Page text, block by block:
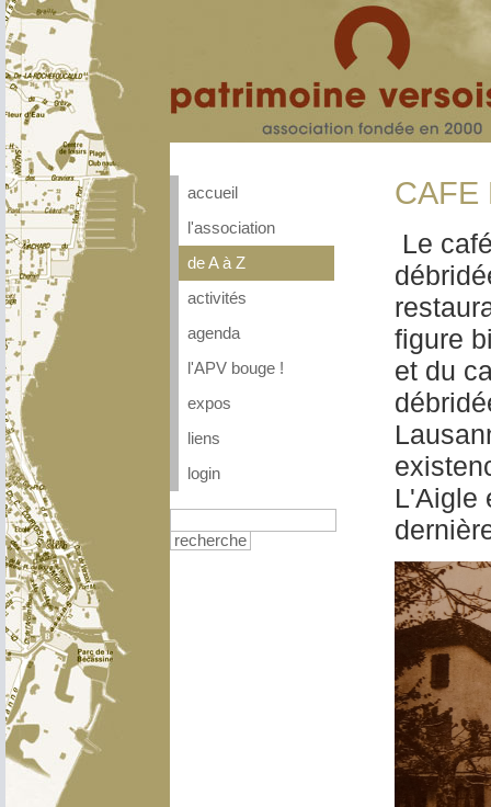
accueil
l'association
de A à Z
activités
agenda
l'APV bouge !
expos
liens
login
recherche
CAFE
Le
figure
et du
L'Aigle